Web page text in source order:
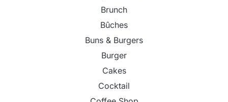
Brunch
Bûches
Buns & Burgers
Burger
Cakes
Cocktail